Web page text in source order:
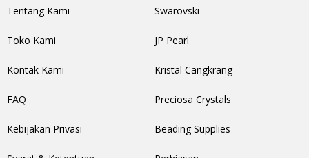
Tentang Kami
Toko Kami
Kontak Kami
FAQ
Kebijakan Privasi
Swarovski
JP Pearl
Kristal Cangkrang
Preciosa Crystals
Beading Supplies